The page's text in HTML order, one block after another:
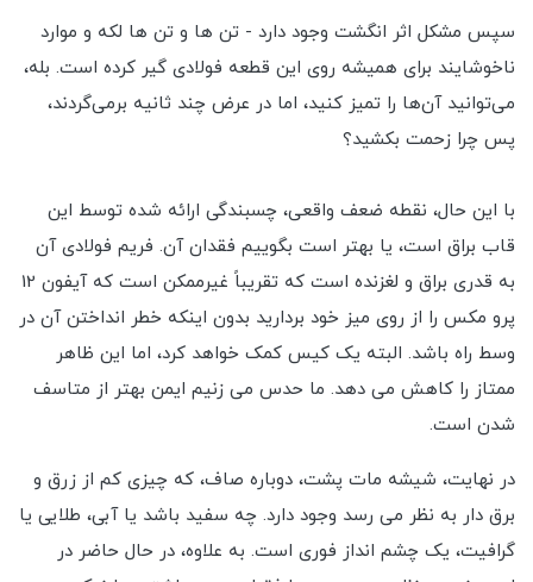
سپس مشکل اثر انگشت وجود دارد - تن ها و تن ها لکه و موارد
ناخوشایند برای همیشه روی این قطعه فولادی گیر کرده است. بله،
می‌توانید آن‌ها را تمیز کنید، اما در عرض چند ثانیه برمی‌گردند،
پس چرا زحمت بکشید؟
با این حال، نقطه ضعف واقعی، چسبندگی ارائه شده توسط این
قاب براق است، یا بهتر است بگوییم فقدان آن. فریم فولادی آن
به قدری براق و لغزنده است که تقریباً غیرممکن است که آیفون 12
پرو مکس را از روی میز خود بردارید بدون اینکه خطر انداختن آن در
وسط راه باشد. البته یک کیس کمک خواهد کرد، اما این ظاهر
ممتاز را کاهش می دهد. ما حدس می زنیم ایمن بهتر از متاسف
شدن است.
در نهایت، شیشه مات پشت، دوباره صاف، که چیزی کم از زرق و
برق دار به نظر می رسد وجود دارد. چه سفید باشد یا آبی، طلایی یا
گرافیت، یک چشم انداز فوری است. به علاوه، در حال حاضر در